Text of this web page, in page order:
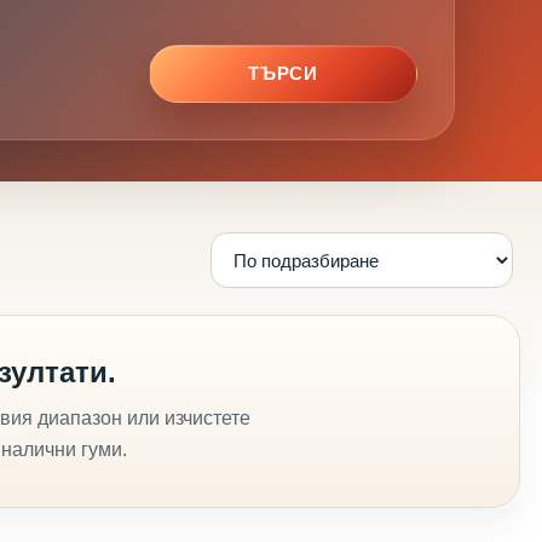
ТЪРСИ
диапазон или изчистете
гуми.